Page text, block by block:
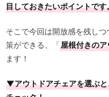
目しておきたいポイントです
そこで今回は開放感を残し
策ができる、「屋根付きの
ます！
▼アウトドアチェアを選ぶ